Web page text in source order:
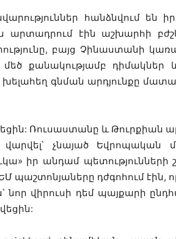
հանձնվում են
արտադրում էին աշխարհի
բայց Չինաստանի
մեծ քանակությամբ
գնման արդյունքը
Ռուսաստանը և Թուրքիան
չնայած Եվրոպական
իր անդամ պետությունների
պաշտոնյաները դժգոհում
նոր վիրուսի դեմ պայքարի